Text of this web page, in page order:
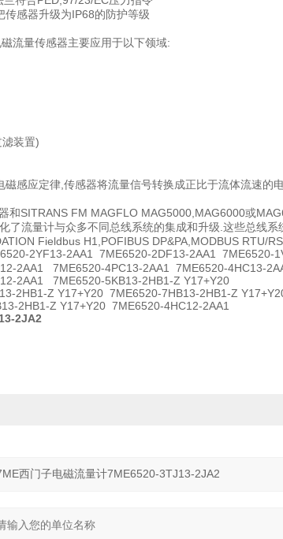
传感器升级为IP68的防护等级
流量传感器主要应用于以下领域:
装置)
磁感应定律,传感器将流量信号转换成正比于流体流速的
和SITRANS FM MAGFLO MAG5000,MAG6000或
了流量计与众多不同总线系统的集成和升级.这些总线系
Fieldbus H1,POFIBUS DP&PA,MODBUS RTU/
2YF13-2AA1
7ME6520-2DF13-2AA1 7ME6520-
7ME6520-4PC13-2AA1 7ME6520-4HC13-
2AA1 7ME6520-5KB13-2HB1-Z Y17+Y20
Z Y17+Y20 7ME6520-7HB13-2HB1-Z
Z Y17+Y20 7ME6520-4HC12-2AA1
2JA2